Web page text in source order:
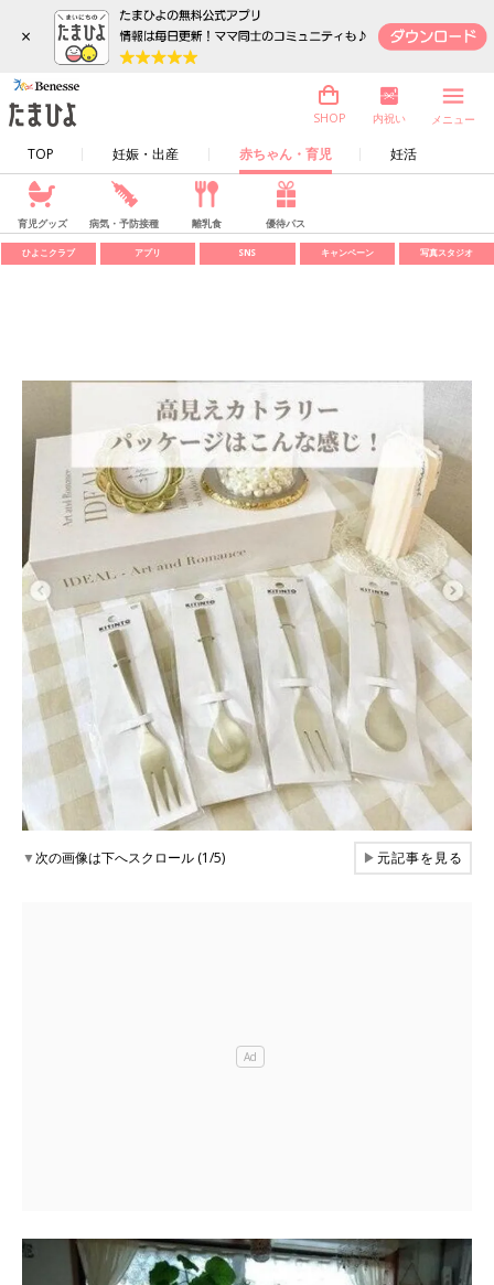
×
TOP 妊娠・出産 赤ちゃん・育児 妊活
SHOP 内祝い メニュー
育児グッズ 病気・予防接種 離乳食 優待パス
ひよこクラブ アプリ SNS キャンペーン 写真スタジオ
▼次の画像は下へスクロール (1/5) ▶元記事を見る